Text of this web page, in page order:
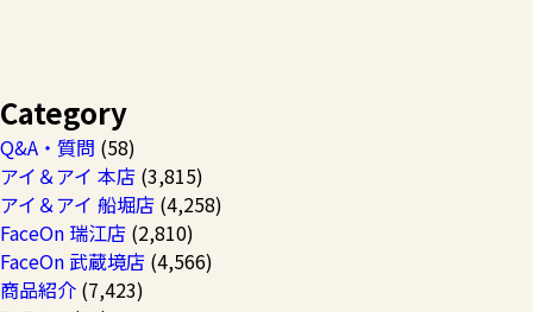
Category
Q&A・質問 (58)
アイ＆アイ 本店 (3,815)
アイ＆アイ 船堀店 (4,258)
FaceOn 瑞江店 (2,810)
FaceOn 武蔵境店 (4,566)
商品紹介 (7,423)